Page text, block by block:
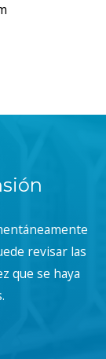
revisar las
que se haya